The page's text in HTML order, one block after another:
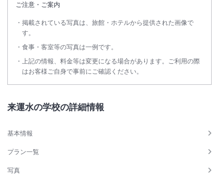
ご注意・ご案内
掲載されている写真は、旅館・ホテルから提供された画像で
す。
食事・客室等の写真は一例です。
上記の情報、料金等は変更になる場合があります。ご利用の際
はお客様ご自身で事前にご確認ください。
来運水の学校の詳細情報
基本情報
プラン一覧
写真